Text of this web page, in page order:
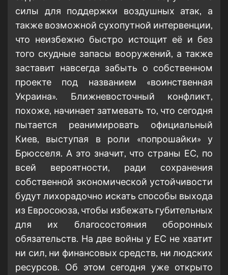
силы для поддержки воздушных атак, а
также возможной сухопутной интервенции,
что неизбежно быстро истощит её и без
того скудные запасы вооружений, а также
заставит навсегда забыть о собственном
проекте под названием «воинственная
Украина». Ближневосточный конфликт,
похоже, начинает затмевать то, что сегодня
пытается реанимировать официальный
Киев, выступая в роли «попрошайки» у
Брюсселя. А это значит, что страны ЕС, по
всей вероятности, ради сохранения
собственной экономической устойчивости
будут лихорадочно искать способы выхода
из Евросоюза, чтобы избежать губительных
для их благосостояния оборонных
обязательств. На две войны у ЕС не хватит
ни сил, ни финансовых средств, ни людских
ресурсов. Об этом сегодня уже открыто